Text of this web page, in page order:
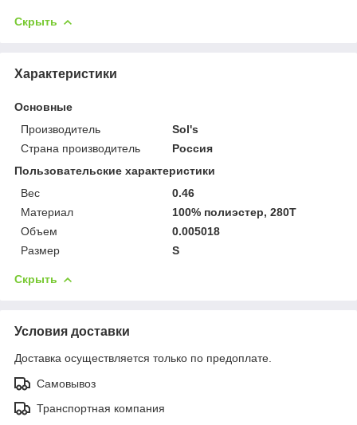
Скрыть
Характеристики
Основные
Производитель
Sol's
Страна производитель
Россия
Пользовательские характеристики
Вес
0.46
Материал
100% полиэстер, 280Т
Объем
0.005018
Размер
S
Скрыть
Условия доставки
Доставка осуществляется только по предоплате.
Самовывоз
Транспортная компания